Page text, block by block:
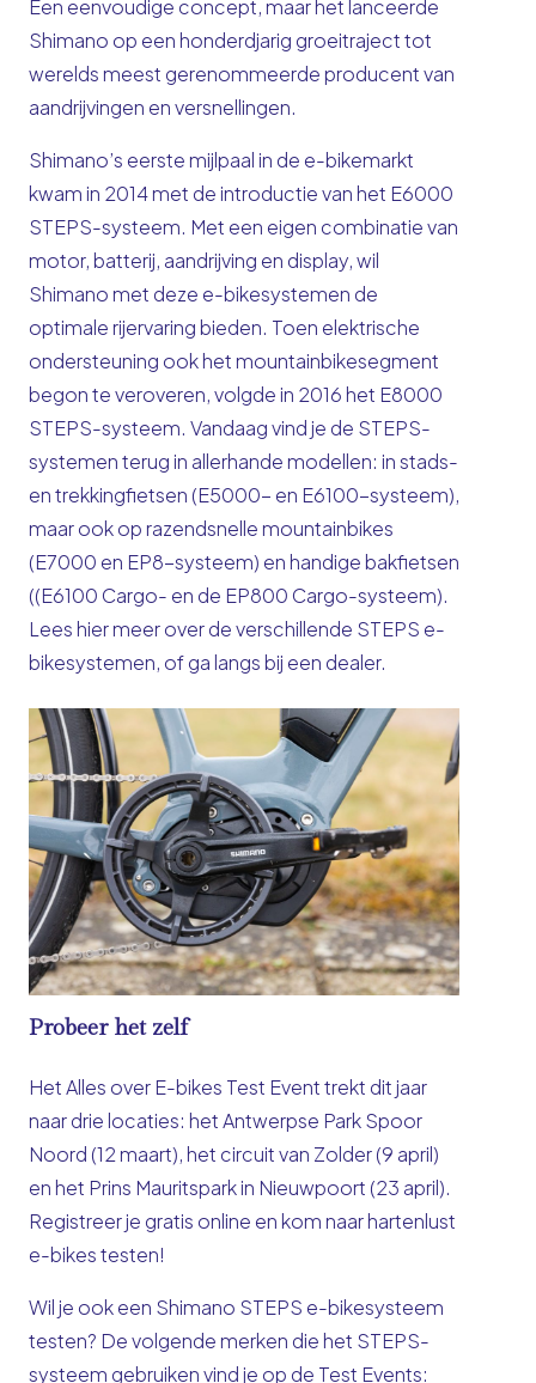
Een eenvoudige concept, maar het lanceerde
Shimano op een honderdjarig groeitraject tot
werelds meest gerenommeerde producent van
aandrijvingen en versnellingen.
Shimano’s eerste mijlpaal in de e-bikemarkt
kwam in 2014 met de introductie van het E6000
STEPS-systeem. Met een eigen combinatie van
motor, batterij, aandrijving en display, wil
Shimano met deze e-bikesystemen de
optimale rijervaring bieden. Toen elektrische
ondersteuning ook het mountainbikesegment
begon te veroveren, volgde in 2016 het E8000
STEPS-systeem. Vandaag vind je de STEPS-
systemen terug in allerhande modellen: in stads-
en trekkingfietsen (E5000- en E6100-systeem),
maar ook op razendsnelle mountainbikes
(E7000 en EP8-systeem) en handige bakfietsen
((E6100 Cargo- en de EP800 Cargo-systeem).
Leeshiermeer over de verschillende STEPS e-
bikesystemen, of ga langs bij een dealer.
Probeer het zelf
Het Alles over E-bikes Test Event trekt dit jaar
naar drie locaties: hetAntwerpse Park Spoor
Noord (12 maart), het circuit van Zolder (9 april)
en het Prins Mauritspark in Nieuwpoort (23 april).
Registreer je gratis online en kom naar hartenlust
e-bikes testen!
Wil je ook een Shimano STEPS e-bikesysteem
testen? De volgende merken die het STEPS-
systeem gebruiken vind je op de Test Events: